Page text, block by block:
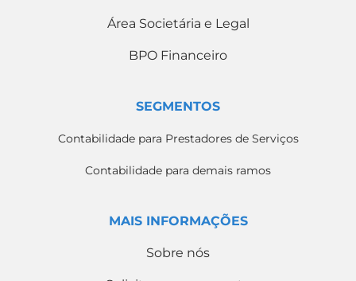
Área Societária e Legal
BPO Financeiro
SEGMENTOS
Contabilidade para Prestadores de Serviços
Contabilidade para demais ramos
MAIS INFORMAÇÕES
Sobre nós